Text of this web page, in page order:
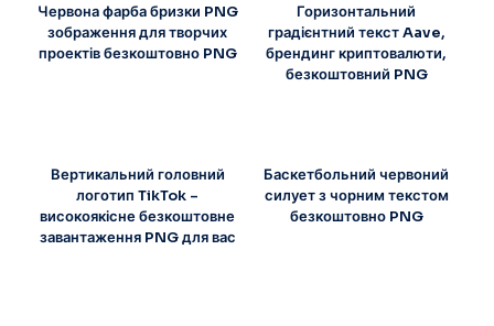
Червона фарба бризки PNG
зображення для творчих
проектів безкоштовно PNG
Горизонтальний
градієнтний текст Aave,
брендинг криптовалюти,
безкоштовний PNG
Вертикальний головний
логотип TikTok –
високоякісне безкоштовне
завантаження PNG для вас
Баскетбольний червоний
силует з чорним текстом
безкоштовно PNG